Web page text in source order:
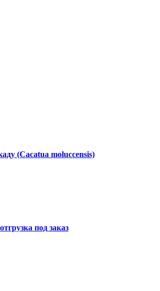
(Cacatua moluccensis)
под заказ